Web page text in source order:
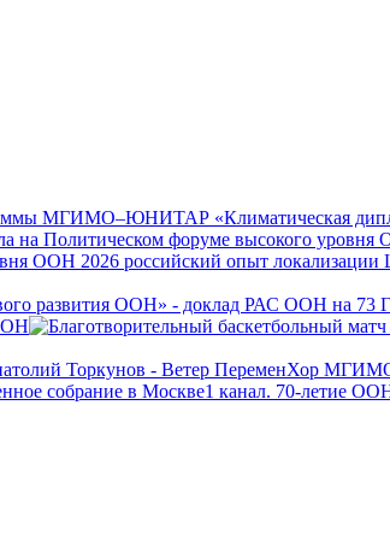
ООН 2026 российский опыт локализации
Хор МГИМО
1 канал. 70-летие